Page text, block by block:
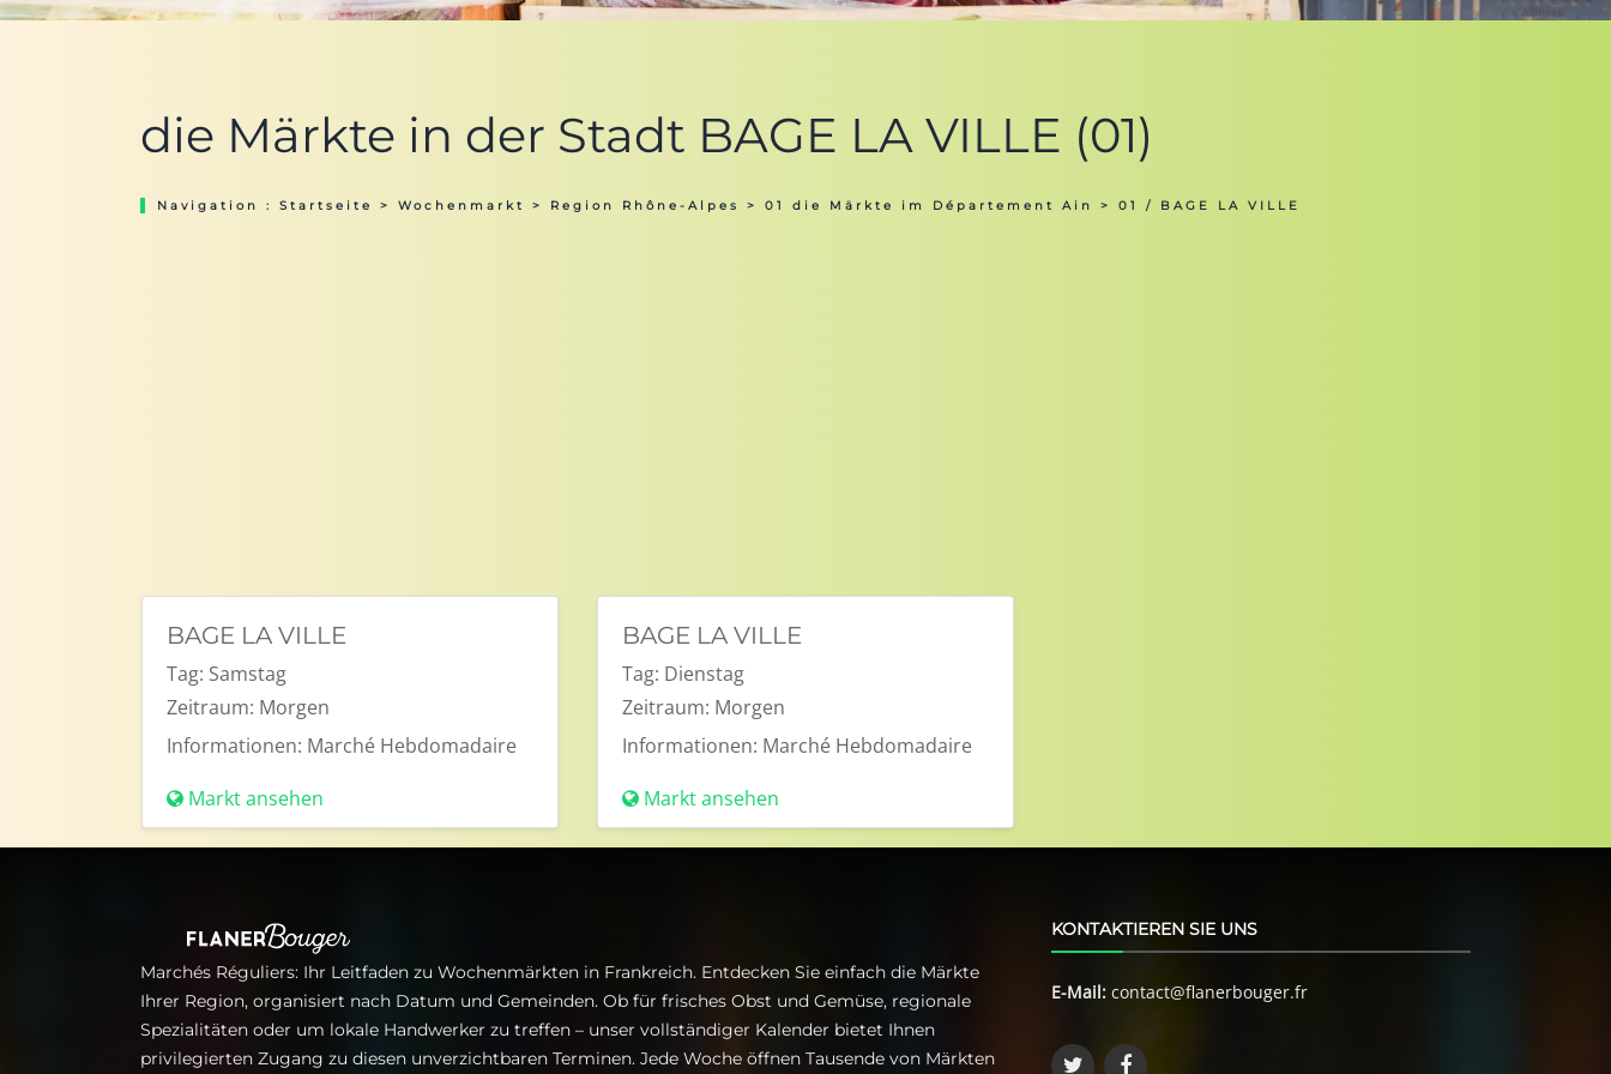
die Märkte in der Stadt BAGE LA VILLE (01)
Navigation : Startseite > Wochenmarkt > Region Rhône-Alpes > 01 die Märkte im Département Ain > 01 / BAGE LA VILLE
BAGE LA VILLE
Tag: Samstag
Zeitraum: Morgen
Informationen: Marché Hebdomadaire
Markt ansehen
BAGE LA VILLE
Tag: Dienstag
Zeitraum: Morgen
Informationen: Marché Hebdomadaire
Markt ansehen
Marchés Réguliers: Ihr Leitfaden zu Wochenmärkten in Frankreich. Entdecken Sie einfach die Märkte
Ihrer Region, organisiert nach Datum und Gemeinden. Ob für frisches Obst und Gemüse, regionale
Spezialitäten oder um lokale Handwerker zu treffen – unser vollständiger Kalender bietet Ihnen
privilegierten Zugang zu diesen unverzichtbaren Terminen. Jede Woche öffnen Tausende von Märkten
KONTAKTIEREN SIE UNS
E-Mail: contact@flanerbouger.fr